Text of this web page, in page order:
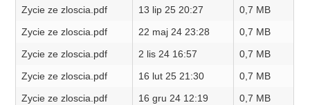
Zycie ze zloscia.pdf
13 lip 25 20:27
0,7 MB
Zycie ze zloscia.pdf
22 maj 24 23:28
0,7 MB
Zycie ze zloscia.pdf
2 lis 24 16:57
0,7 MB
Zycie ze zloscia.pdf
16 lut 25 21:30
0,7 MB
Zycie ze zloscia.pdf
16 gru 24 12:19
0,7 MB